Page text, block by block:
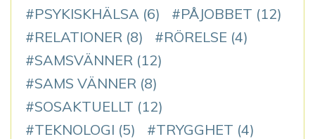
PSYKISKHÄLSA (6) PÅJOBBET (12)
RELATIONER (8) RÖRELSE (4)
SAMSVÄNNER (12)
SAMS VÄNNER (8)
SOSAKTUELLT (12)
TEKNOLOGI (5) TRYGGHET (4)